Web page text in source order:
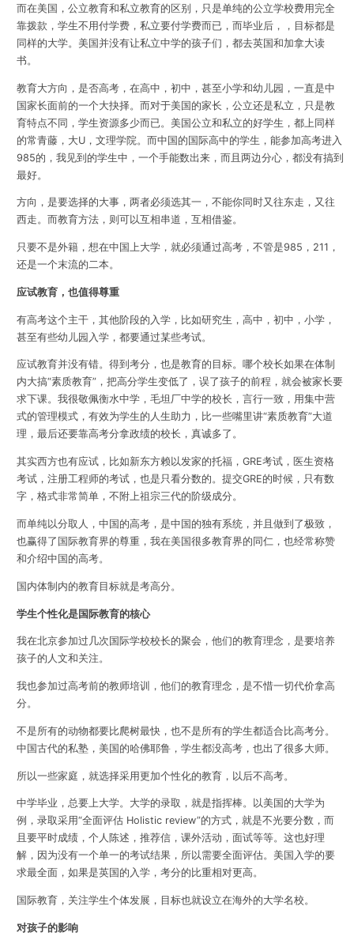
而在美国，公立教育和私立教育的区别，只是单纯的公立学校费用完全
靠拨款，学生不用付学费，私立要付学费而已，而毕业后，，目标都是
同样的大学。美国并没有让私立中学的孩子们，都去英国和加拿大读
书。
教育大方向，是否高考，在高中，初中，甚至小学和幼儿园，一直是中
国家长面前的一个大抉择。而对于美国的家长，公立还是私立，只是教
育特点不同，学生资源多少而已。美国公立和私立的好学生，都上同样
的常青藤，大U，文理学院。而中国的国际高中的学生，能参加高考进入
985的，我见到的学生中，一个手能数出来，而且两边分心，都没有搞到
最好。
方向，是要选择的大事，两者必须选其一，不能你同时又往东走，又往
西走。而教育方法，则可以互相串道，互相借鉴。
只要不是外籍，想在中国上大学，就必须通过高考，不管是985，211，
还是一个末流的二本。
应试教育，也值得尊重
有高考这个主干，其他阶段的入学，比如研究生，高中，初中，小学，
甚至有些幼儿园入学，都要通过某些考试。
应试教育并没有错。得到考分，也是教育的目标。哪个校长如果在体制
内大搞“素质教育”，把高分学生变低了，误了孩子的前程，就会被家长要
求下课。我很敬佩衡水中学，毛坦厂中学的校长，言行一致，用集中营
式的管理模式，有效为学生的人生助力，比一些嘴里讲“素质教育”大道
理，最后还要靠高考分拿政绩的校长，真诚多了。
其实西方也有应试，比如新东方赖以发家的托福，GRE考试，医生资格
考试，注册工程师的考试，也是只看分数的。提交GRE的时候，只有数
字，格式非常简单，不附上祖宗三代的阶级成分。
而单纯以分取人，中国的高考，是中国的独有系统，并且做到了极致，
也赢得了国际教育界的尊重，我在美国很多教育界的同仁，也经常称赞
和介绍中国的高考。
国内体制内的教育目标就是考高分。
学生个性化是国际教育的核心
我在北京参加过几次国际学校校长的聚会，他们的教育理念，是要培养
孩子的人文和关注。
我也参加过高考前的教师培训，他们的教育理念，是不惜一切代价拿高
分。
不是所有的动物都要比爬树最快，也不是所有的学生都适合比高考分。
中国古代的私塾，美国的哈佛耶鲁，学生都没高考，也出了很多大师。
所以一些家庭，就选择采用更加个性化的教育，以后不高考。
中学毕业，总要上大学。大学的录取，就是指挥棒。以美国的大学为
例，录取采用“全面评估 Holistic review”的方式，就是不光要分数，而
且要平时成绩，个人陈述，推荐信，课外活动，面试等等。这也好理
解，因为没有一个单一的考试结果，所以需要全面评估。美国入学的要
求最全面，如果是英国的入学，考分的比重相对更高。
国际教育，关注学生个体发展，目标也就设立在海外的大学名校。
对孩子的影响